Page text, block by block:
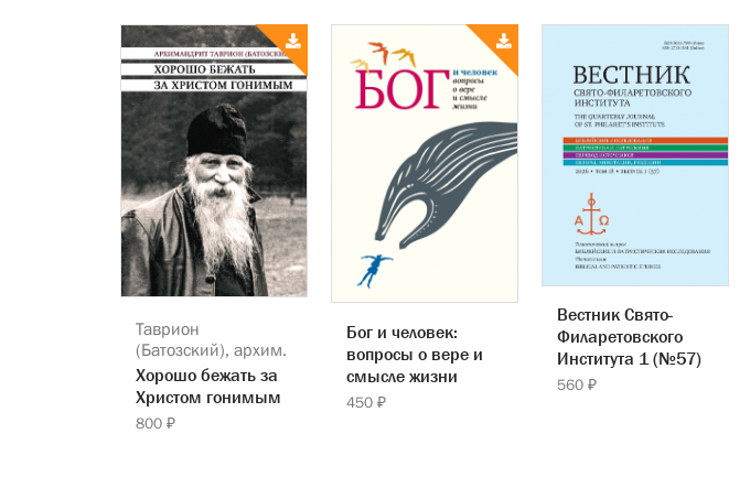
Таврион
(Батозский), архим.
Хорошо бежать за
Христом гонимым
800 ₽
Бог и человек:
вопросы о вере и
смысле жизни
450 ₽
Вестник Свято-
Филаретовского
Института 1 (№57)
560 ₽